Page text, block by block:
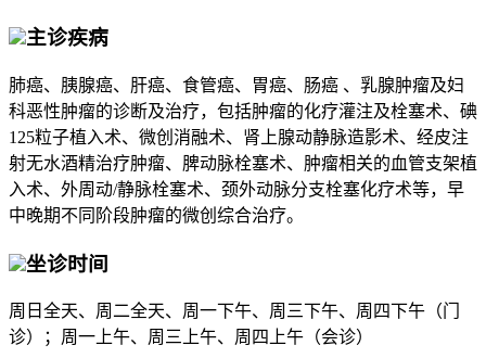
主诊疾病
肺癌、胰腺癌、肝癌、食管癌、胃癌、肠癌 、乳腺肿瘤及妇
科恶性肿瘤的诊断及治疗，包括肿瘤的化疗灌注及栓塞术、碘
125粒子植入术、微创消融术、肾上腺动静脉造影术、经皮注
射无水酒精治疗肿瘤、脾动脉栓塞术、肿瘤相关的血管支架植
入术、外周动/静脉栓塞术、颈外动脉分支栓塞化疗术等，早
中晚期不同阶段肿瘤的微创综合治疗。
坐诊时间
周日全天、周二全天、周一下午、周三下午、周四下午（门
诊）；周一上午、周三上午、周四上午（会诊）